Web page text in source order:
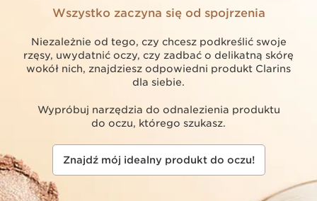
Wszystko zaczyna się od spojrzenia
Niezależnie od tego, czy chcesz podkreślić swoje
rzęsy, uwydatnić oczy, czy zadbać o delikatną skórę
wokół nich, znajdziesz odpowiedni produkt Clarins
dla siebie.
Wypróbuj narzędzia do odnalezienia produktu
do oczu, którego szukasz.
Znajdź mój idealny produkt do oczu!